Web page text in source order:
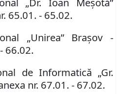
65.01. - 65.02.
„Unirea” Braşov -
66.02.
de Informatică „Gr.
nr. 67.01. - 67.02.